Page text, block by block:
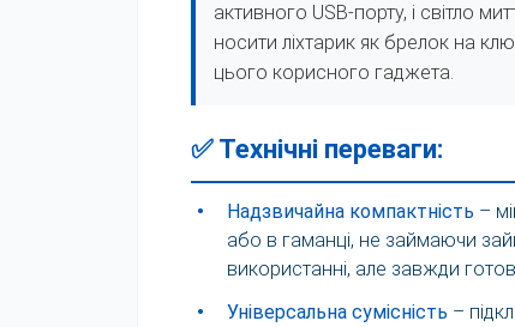
активного USB-порту, і світло
носити ліхтарик як брелок на
цього корисного гаджета.
✅ Технічні переваги:
• Надзвичайна компактність –
або в гаманці, не займаючи
використанні, але завжди
•
Універсальна сумісність –